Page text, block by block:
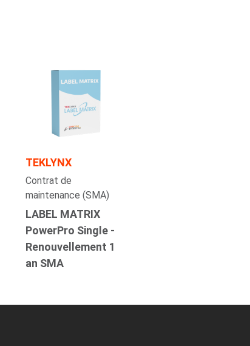
TEKLYNX
Contrat de
maintenance (SMA)
LABEL MATRIX
PowerPro Single -
Renouvellement 1
an SMA